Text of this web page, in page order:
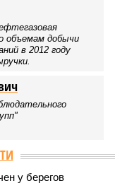
свой крутой
крутой нрав – когда